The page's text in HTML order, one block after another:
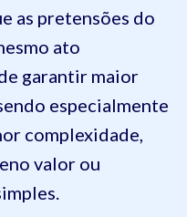
as pretensões do
ato
garantir maior
especialmente
complexidade,
valor ou